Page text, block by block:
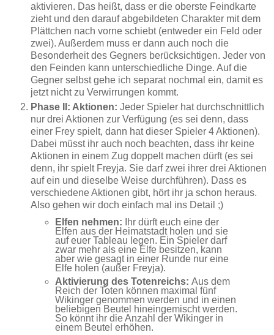
aktivieren. Das heißt, dass er die oberste Feindkarte
zieht und den darauf abgebildeten Charakter mit dem
Plättchen nach vorne schiebt (entweder ein Feld oder
zwei). Außerdem muss er dann auch noch die
Besonderheit des Gegners berücksichtigen. Jeder von
den Feinden kann unterschiedliche Dinge. Auf die
Gegner selbst gehe ich separat nochmal ein, damit es
jetzt nicht zu Verwirrungen kommt.
Phase II: Aktionen: Jeder Spieler hat durchschnittlich
nur drei Aktionen zur Verfügung (es sei denn, dass
einer Frey spielt, dann hat dieser Spieler 4 Aktionen).
Dabei müsst ihr auch noch beachten, dass ihr keine
Aktionen in einem Zug doppelt machen dürft (es sei
denn, ihr spielt Freyja. Sie darf zwei ihrer drei Aktionen
auf ein und dieselbe Weise durchführen). Dass es
verschiedene Aktionen gibt, hört ihr ja schon heraus.
Also gehen wir doch einfach mal ins Detail ;)
Elfen nehmen:
Ihr dürft euch eine der
Elfen aus der Heimatstadt holen und sie
auf euer Tableau legen. Ein Spieler darf
zwar mehr als eine Elfe besitzen, kann
aber wie gesagt in einer Runde nur eine
Elfe holen (außer Freyja).
Aktivierung des Totenreichs: Aus dem
Reich der Toten können maximal fünf
Wikinger genommen werden und in einen
beliebigen Beutel hineingemischt werden.
So könnt ihr die Anzahl der Wikinger in
einem Beutel erhöhen.